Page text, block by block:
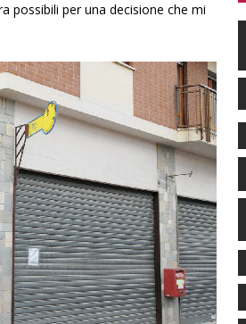
possibili per una decisione che mi